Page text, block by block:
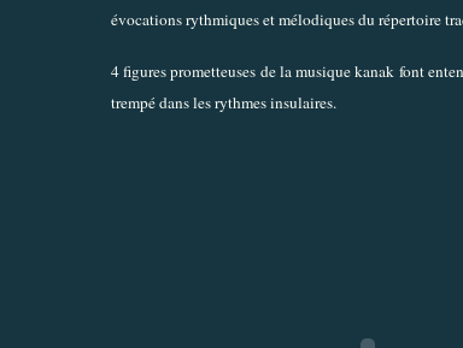
évocations rythmiques et mélodiques du répertoire
4 figures prometteuses de la musique kanak font
trempé dans les rythmes insulaires.